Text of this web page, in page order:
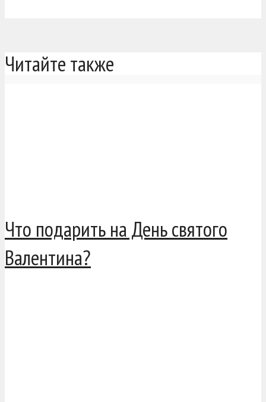
Читайте также
Что подарить на День святого
Валентина?